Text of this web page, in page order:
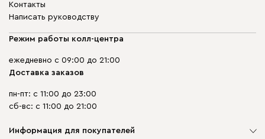
Контакты
Написать руководству
Режим работы колл-центра
ежедневно с 09:00 до 21:00
Доставка заказов
пн-пт: с 11:00 до 23:00
сб-вс: с 11:00 до 21:00
Информация для покупателей